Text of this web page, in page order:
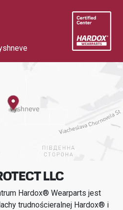
LLC
Hardox® Wearparts jest
trudnościeralnej Hardox® i